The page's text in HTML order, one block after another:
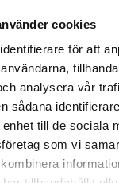
cookies
för att
analysera vår
sådana
till de sociala
som vi
ANSÖK HÄR >>